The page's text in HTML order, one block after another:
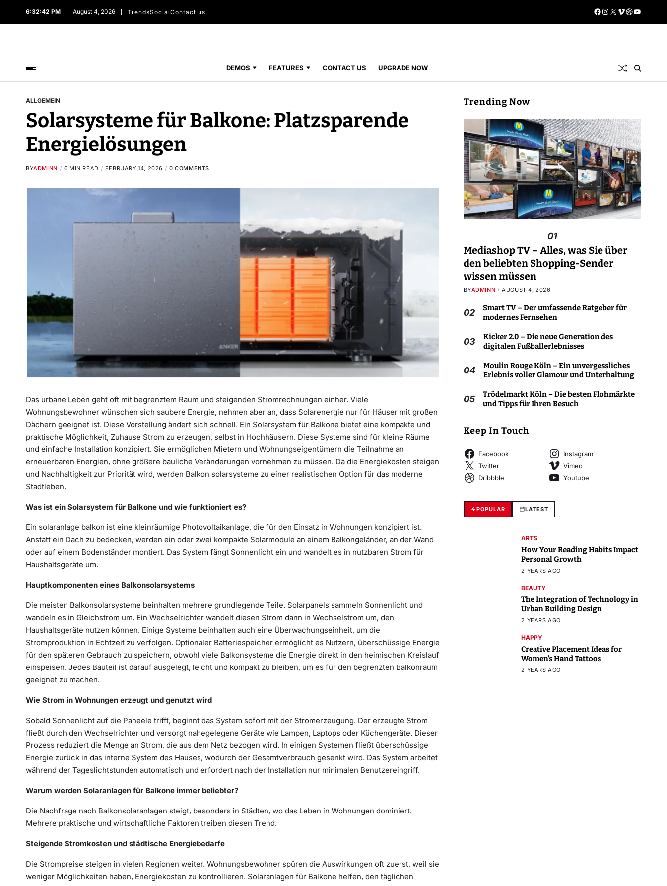
6:32:43 PM August 4, 2026 TrendsSocialContact us
DEMOS FEATURES CONTACT US UPGRADE NOW
ALLGEMEIN
Solarsysteme für Balkone: Platzsparende
Energielösungen
BYADMINN 6 MIN READ FEBRUARY 14, 2026 0 COMMENTS
Das urbane Leben geht oft mit begrenztem Raum und steigenden Stromrechnungen einher. Viele
Wohnungsbewohner wünschen sich saubere Energie, nehmen aber an, dass Solarenergie nur für Häuser mit großen
Dächern geeignet ist. Diese Vorstellung ändert sich schnell. Ein Solarsystem für Balkone bietet eine kompakte und
praktische Möglichkeit, Zuhause Strom zu erzeugen, selbst in Hochhäusern. Diese Systeme sind für kleine Räume
und einfache Installation konzipiert. Sie ermöglichen Mietern und Wohnungseigentümern die Teilnahme an
erneuerbaren Energien, ohne größere bauliche Veränderungen vornehmen zu müssen. Da die Energiekosten steigen
und Nachhaltigkeit zur Priorität wird, werden Balkon solarsysteme zu einer realistischen Option für das moderne
Stadtleben.
Was ist ein Solarsystem für Balkone und wie funktioniert es?
Ein solaranlage balkon ist eine kleinräumige Photovoltaikanlage, die für den Einsatz in Wohnungen konzipiert ist.
Anstatt ein Dach zu bedecken, werden ein oder zwei kompakte Solarmodule an einem Balkongeländer, an der Wand
oder auf einem Bodenständer montiert. Das System fängt Sonnenlicht ein und wandelt es in nutzbaren Strom für
Haushaltsgeräte um.
Hauptkomponenten eines Balkonsolarsystems
Die meisten Balkonsolarsysteme beinhalten mehrere grundlegende Teile. Solarpanels sammeln Sonnenlicht und
wandeln es in Gleichstrom um. Ein Wechselrichter wandelt diesen Strom dann in Wechselstrom um, den
Haushaltsgeräte nutzen können. Einige Systeme beinhalten auch eine Überwachungseinheit, um die
Stromproduktion in Echtzeit zu verfolgen. Optionaler Batteriespeicher ermöglicht es Nutzern, überschüssige Energie
für den späteren Gebrauch zu speichern, obwohl viele Balkonsysteme die Energie direkt in den heimischen Kreislauf
einspeisen. Jedes Bauteil ist darauf ausgelegt, leicht und kompakt zu bleiben, um es für den begrenzten Balkonraum
geeignet zu machen.
Wie Strom in Wohnungen erzeugt und genutzt wird
Sobald Sonnenlicht auf die Paneele trifft, beginnt das System sofort mit der Stromerzeugung. Der erzeugte Strom
fließt durch den Wechselrichter und versorgt nahegelegene Geräte wie Lampen, Laptops oder Küchengeräte. Dieser
Prozess reduziert die Menge an Strom, die aus dem Netz bezogen wird. In einigen Systemen fließt überschüssige
Energie zurück in das interne System des Hauses, wodurch der Gesamtverbrauch gesenkt wird. Das System arbeitet
während der Tageslichtstunden automatisch und erfordert nach der Installation nur minimalen Benutzereingriff.
Warum werden Solaranlagen für Balkone immer beliebter?
Die Nachfrage nach Balkonsolaranlagen steigt, besonders in Städten, wo das Leben in Wohnungen dominiert.
Mehrere praktische und wirtschaftliche Faktoren treiben diesen Trend.
Steigende Stromkosten und städtische Energiebedarfe
Die Strompreise steigen in vielen Regionen weiter. Wohnungsbewohner spüren die Auswirkungen oft zuerst, weil sie
weniger Möglichkeiten haben, Energiekosten zu kontrollieren. Solaranlagen für Balkone helfen, den täglichen
Trending Now
01
Mediashop TV – Alles, was Sie über
den beliebten Shopping-Sender
wissen müssen
BYADMINN AUGUST 4, 2026
02
Smart TV – Der umfassende Ratgeber für
modernes Fernsehen
03
Kicker 2.0 – Die neue Generation des
digitalen Fußballerlebnisses
04
Moulin Rouge Köln – Ein unvergessliches
Erlebnis voller Glamour und Unterhaltung
05
Trödelmarkt Köln – Die besten Flohmärkte
und Tipps für Ihren Besuch
Keep In Touch
Facebook
Instagram
Twitter
Vimeo
Dribbble
Youtube
POPULAR LATEST
ARTS
How Your Reading Habits Impact
Personal Growth
2 YEARS AGO
BEAUTY
The Integration of Technology in
Urban Building Design
2 YEARS AGO
HAPPY
Creative Placement Ideas for
Women’s Hand Tattoos
2 YEARS AGO